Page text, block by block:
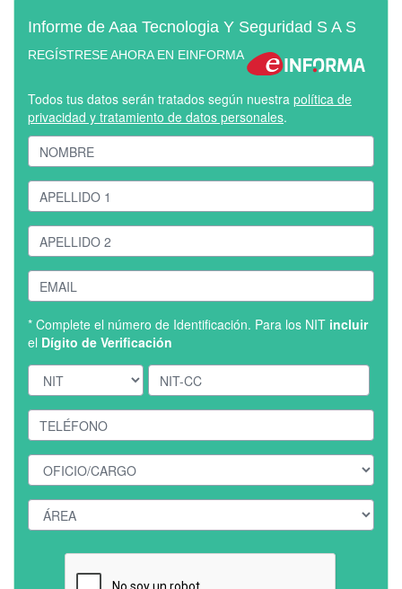
Informe de Aaa Tecnologia Y Seguridad S A S
REGÍSTRESE AHORA EN EINFORMA
Todos tus datos serán tratados según nuestra política de
privacidad y tratamiento de datos personales.
* Complete el número de Identificación. Para los NIT incluir
el Dígito de Verificación